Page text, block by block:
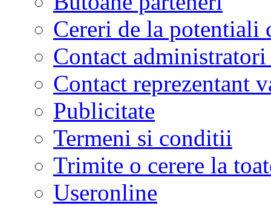
Cereri de la potentiali
Contact
Contact reprezentant
Publicitate
Termeni si conditii
Trimite o cerere la
Useronline